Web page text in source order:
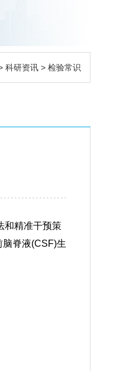
科研资讯 > 检验常识
和精准干预策
脑脊液(CSF)生